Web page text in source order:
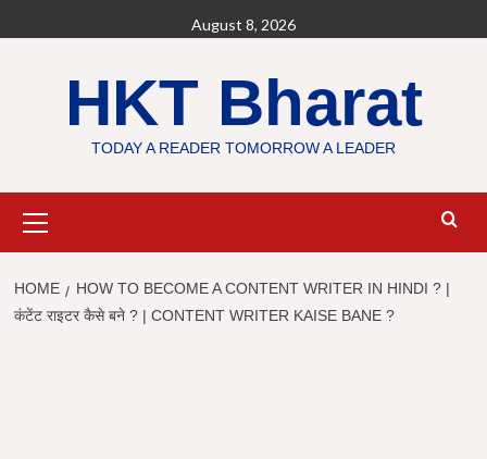
to
August 8, 2026
HKT Bharat
TODAY A READER TOMORROW A LEADER
Menu
HOME
HOW TO BECOME A CONTENT WRITER IN HINDI ? |
कंटेंट राइटर कैसे बने ? | CONTENT WRITER KAISE BANE ?